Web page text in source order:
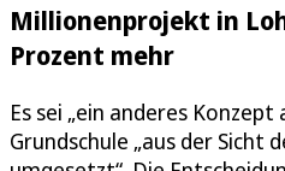
Millionenprojekt in
Prozent mehr
Es sei „ein anderes Konzept
Grundschule „aus der Sicht